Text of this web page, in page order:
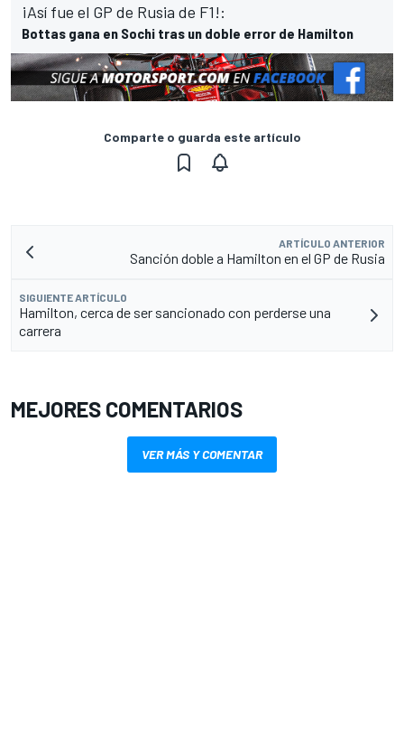
¡Así fue el GP de Rusia de F1!:
Bottas gana en Sochi tras un doble error de Hamilton
Comparte o guarda este artículo
ARTÍCULO ANTERIOR
Sanción doble a Hamilton en el GP de Rusia
SIGUIENTE ARTÍCULO
Hamilton, cerca de ser sancionado con perderse una
carrera
MEJORES COMENTARIOS
VER MÁS Y COMENTAR